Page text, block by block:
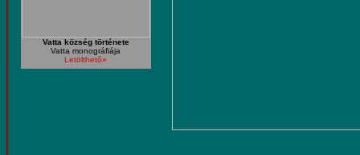
Vatta község története
Vatta monográfiája
Letölthető»